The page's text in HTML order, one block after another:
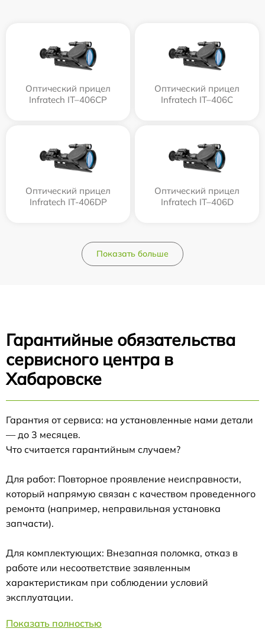
Оптический прицел
Infratech IT–406СP
Оптический прицел
Infratech IT–406С
Оптический прицел
Infratech IT-406DP
Оптический прицел
Infratech IT–406D
Показать больше
Гарантийные обязательства
сервисного центра в
Хабаровске
Гарантия от сервиса: на установленные нами детали
— до 3 месяцев.
Что считается гарантийным случаем?
Для работ: Повторное проявление неисправности,
который напрямую связан с качеством проведенного
ремонта (например, неправильная установка
запчасти).
Для комплектующих: Внезапная поломка, отказ в
работе или несоответствие заявленным
характеристикам при соблюдении условий
эксплуатации.
Показать полностью